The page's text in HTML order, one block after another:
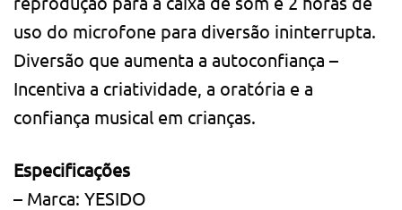
uso do microfone para diversão ininterrupta.
Diversão que aumenta a autoconfiança –
Incentiva a criatividade, a oratória e a
confiança musical em crianças.
Especificações
– Marca: YESIDO